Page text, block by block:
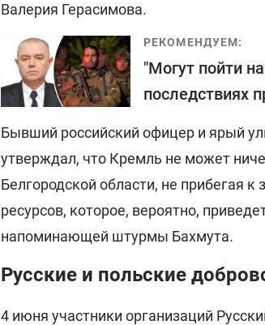
Валерия Герасимова.
РЕКОМЕНДУЕМ:
"Могут пойти
последствиях
Бывший российский офицер и ярый
утверждал, что Кремль не может
Белгородской области, не прибегая
ресурсов, которое, вероятно,
напоминающей штурмы Бахмута.
Русские и польские
4 июня участники организаций